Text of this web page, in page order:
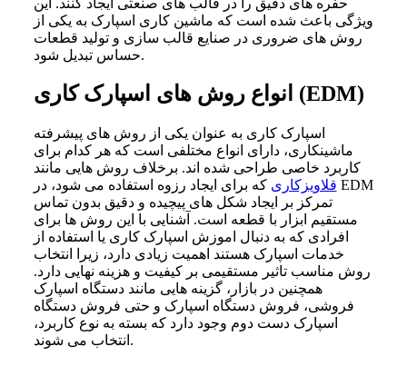
ویژگی باعث شده است که ماشین کاری اسپارک به یکی از
روش های ضروری در صنایع قالب سازی و تولید قطعات
حساس تبدیل شود.
انواع روش های اسپارک کاری (EDM)
اسپارک کاری به عنوان یکی از روش های پیشرفته
ماشینکاری، دارای انواع مختلفی است که هر کدام برای
کاربرد خاصی طراحی شده اند. برخلاف روش هایی مانند
قلاویزکاری که برای ایجاد رزوه استفاده می شود، در EDM
تمرکز بر ایجاد شکل های پیچیده و دقیق بدون تماس
مستقیم ابزار با قطعه است. آشنایی با این روش ها برای
افرادی که به دنبال اموزش اسپارک کاری یا استفاده از
خدمات اسپارک هستند اهمیت زیادی دارد، زیرا انتخاب
روش مناسب تاثیر مستقیمی بر کیفیت و هزینه نهایی دارد.
همچنین در بازار، گزینه هایی مانند دستگاه اسپارک
فروشی، فروش دستگاه اسپارک و حتی فروش دستگاه
اسپارک دست دوم وجود دارد که بسته به نوع کاربرد،
انتخاب می شوند.